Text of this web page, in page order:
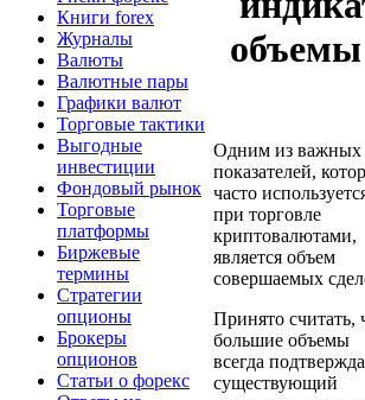
Книги forex
Журналы
Валюты
Валютные пары
Графики валют
Торговые тактики
Выгодные
инвестиции
Фондовый рынок
Торговые
платформы
Биржевые
термины
Стратегии
опционы
Брокеры
опционов
Статьи о форекс
объемы
Одним из важных
показателей,
часто
при торговле
криптовалютами,
является объем
совершаемых
Принято считать,
большие объемы
всегда
существующий